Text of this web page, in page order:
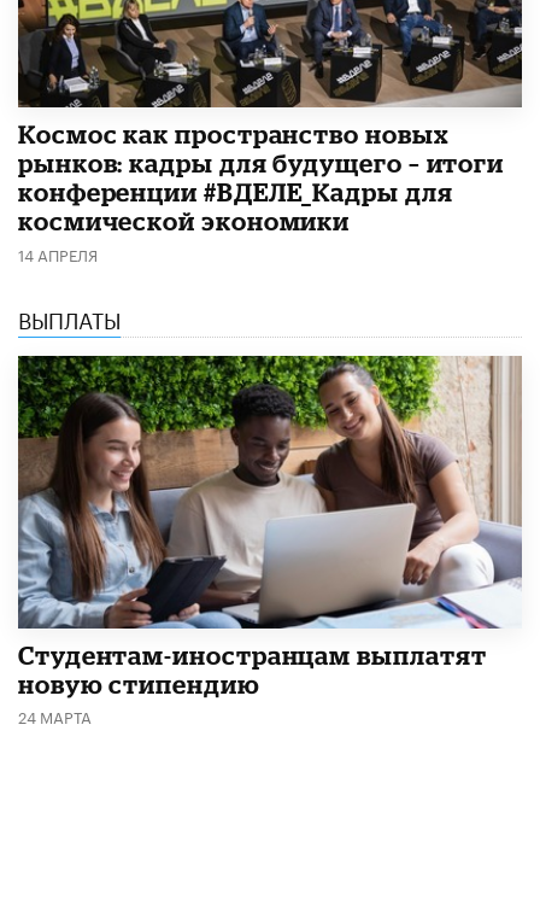
Космос как пространство новых
рынков: кадры для будущего – итоги
конференции #ВДЕЛЕ_Кадры для
космической экономики
14 АПРЕЛЯ
ВЫПЛАТЫ
Студентам-иностранцам выплатят
новую стипендию
24 МАРТА